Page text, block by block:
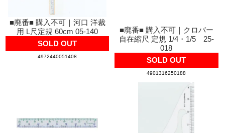
■廃番■ 購入不可｜河口 洋裁
用 L尺定規 60cm 05-140
SOLD OUT
4972440051408
■廃番■ 購入不可｜クロバー
自在縮尺 定規 1/4・1/5 25-
018
SOLD OUT
4901316250188